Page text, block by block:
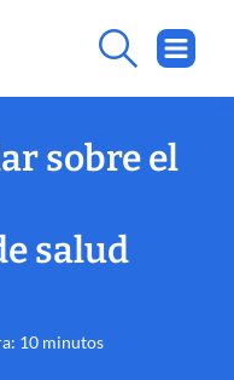
sobre el
salud
10 minutos